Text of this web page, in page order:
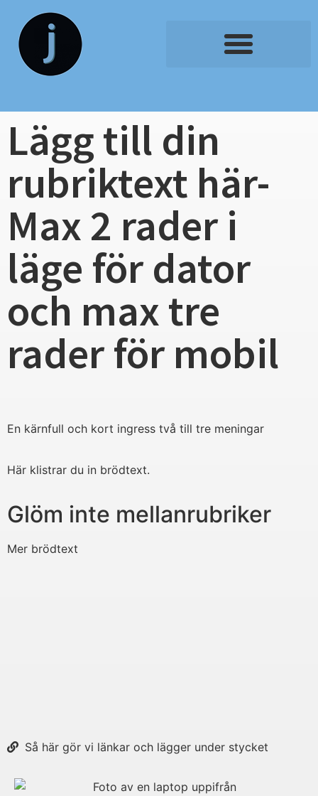
Lägg till din
rubriktext här-
Max 2 rader i
läge för dator
och max tre
rader för mobil
En kärnfull och kort ingress två till tre meningar
Här klistrar du in brödtext.
Glöm inte mellanrubriker
Mer brödtext
Så här gör vi länkar och lägger under stycket